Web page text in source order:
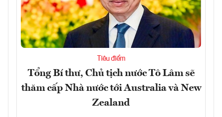
Tiêu điểm
Tổng Bí thư, Chủ tịch nước Tô Lâm sẽ
thăm cấp Nhà nước tới Australia và New
Zealand